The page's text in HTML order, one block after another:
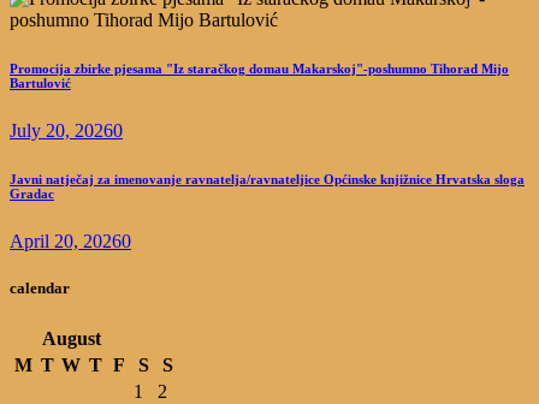
Promocija zbirke pjesama "Iz staračkog domau Makarskoj"-poshumno Tihorad Mijo
Bartulović
July 20, 20260
Javni natječaj za imenovanje ravnatelja/ravnateljice Općinske knjižnice Hrvatska sloga
Gradac
April 20, 20260
calendar
August
M T W T F S
S
1
2